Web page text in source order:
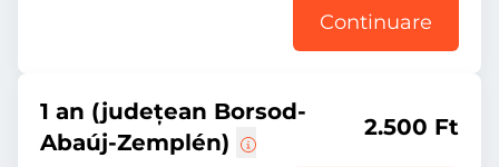
Continuare
1 an (județean Borsod-
Abaúj-Zemplén)
2.500 Ft